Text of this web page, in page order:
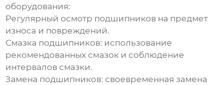
оборудования:
Регулярный осмотр подшипников на предмет
износа и повреждений.
Смазка подшипников: использование
рекомендованных смазок и соблюдение
интервалов смазки.
Замена подшипников: своевременная замена